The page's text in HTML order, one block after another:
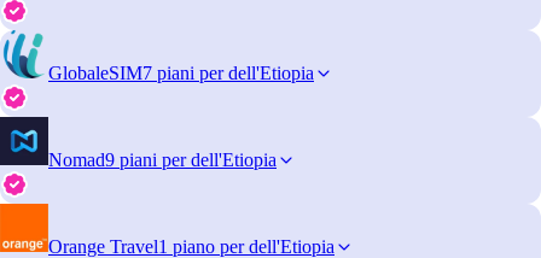
GlobaleSIM7 piani per dell'Etiopia
Nomad9 piani per dell'Etiopia
Orange Travel1 piano per dell'Etiopia